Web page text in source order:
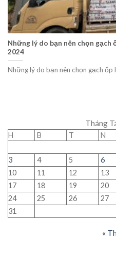
Những lý do bạn nên chọn gạch
2024
Những lý do bạn nên chọn gạch ốp
Tháng
H B T N
3
4 5 6
10
11 12 13
17
18 19 20
24
25 26 27
31
«